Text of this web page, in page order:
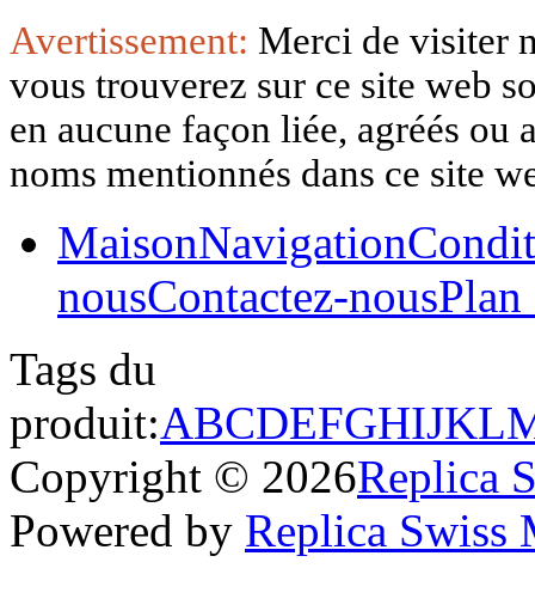
Avertissement: Merci de visiter
vous trouverez sur ce site web
en aucune façon liée, agréés
noms mentionnés dans ce site
MaisonNavigation
nousContactez-nousPlan
Tags du
produit:ABCDEFGHIJKL
Copyright © 2026Replica
Powered by Replica Swiss